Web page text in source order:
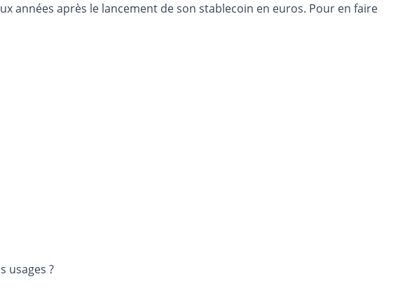
années après le lancement de son stablecoin en euros. Pour en faire
usages ?